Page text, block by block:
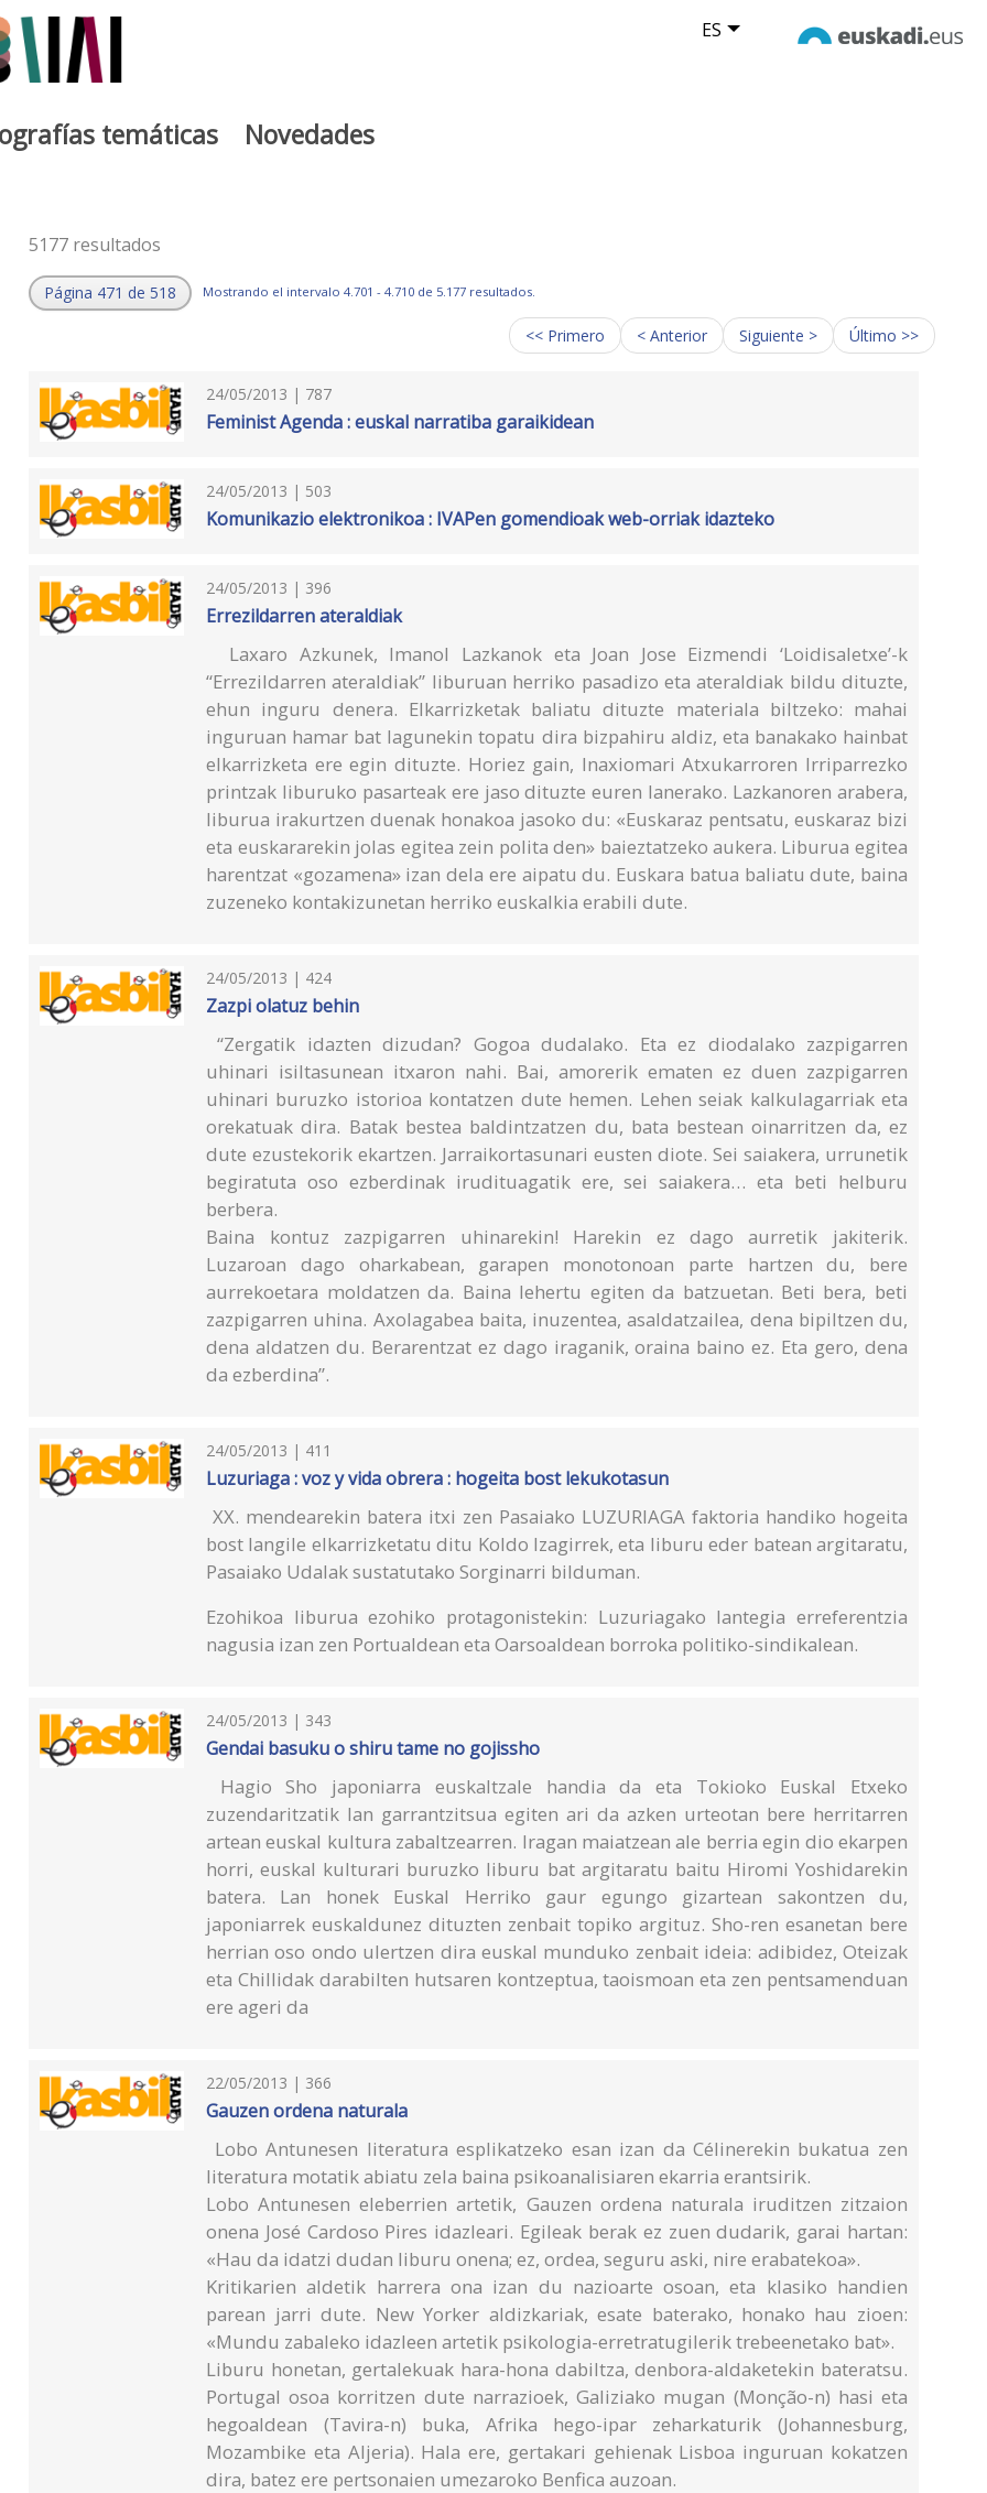
ES
temáticas Novedades
5177 resultados
Página 471 de 518 Mostrando el intervalo 4.701 - 4.710 de 5.177 resultados.
<< Primero < Anterior Siguiente > Último >>
24/05/2013 | 787
Feminist Agenda : euskal narratiba garaikidean
24/05/2013 | 503
Komunikazio elektronikoa : IVAPen gomendioak web-orriak idazteko
24/05/2013 | 396
Errezildarren ateraldiak
Laxaro Azkunek, Imanol Lazkanok eta Joan Jose Eizmendi ‘Loidisaletxe’-k
“Errezildarren ateraldiak” liburuan herriko pasadizo eta ateraldiak bildu dituzte,
ehun inguru denera. Elkarrizketak baliatu dituzte materiala biltzeko: mahai
inguruan hamar bat lagunekin topatu dira bizpahiru aldiz, eta banakako hainbat
elkarrizketa ere egin dituzte. Horiez gain, Inaxiomari Atxukarroren Irriparrezko
printzak liburuko pasarteak ere jaso dituzte euren lanerako. Lazkanoren arabera,
liburua irakurtzen duenak honakoa jasoko du: «Euskaraz pentsatu, euskaraz bizi
eta euskararekin jolas egitea zein polita den» baieztatzeko aukera. Liburua egitea
harentzat «gozamena» izan dela ere aipatu du. Euskara batua baliatu dute, baina
zuzeneko kontakizunetan herriko euskalkia erabili dute.
24/05/2013 | 424
Zazpi olatuz behin
“Zergatik idazten dizudan? Gogoa dudalako. Eta ez diodalako zazpigarren
uhinari isiltasunean itxaron nahi. Bai, amorerik ematen ez duen zazpigarren
uhinari buruzko istorioa kontatzen dute hemen. Lehen seiak kalkulagarriak eta
orekatuak dira. Batak bestea baldintzatzen du, bata bestean oinarritzen da, ez
dute ezustekorik ekartzen. Jarraikortasunari eusten diote. Sei saiakera, urrunetik
begiratuta oso ezberdinak irudituagatik ere, sei saiakera… eta beti helburu
berbera.
Baina kontuz zazpigarren uhinarekin! Harekin ez dago aurretik jakiterik.
Luzaroan dago oharkabean, garapen monotonoan parte hartzen du, bere
aurrekoetara moldatzen da. Baina lehertu egiten da batzuetan. Beti bera, beti
zazpigarren uhina. Axolagabea baita, inuzentea, asaldatzailea, dena bipiltzen du,
dena aldatzen du. Berarentzat ez dago iraganik, oraina baino ez. Eta gero, dena
da ezberdina”.
24/05/2013 | 411
Luzuriaga : voz y vida obrera : hogeita bost lekukotasun
XX. mendearekin batera itxi zen Pasaiako LUZURIAGA faktoria handiko hogeita
bost langile elkarrizketatu ditu Koldo Izagirrek, eta liburu eder batean argitaratu,
Pasaiako Udalak sustatutako Sorginarri bilduman.
Ezohikoa liburua ezohiko protagonistekin: Luzuriagako lantegia erreferentzia
nagusia izan zen Portualdean eta Oarsoaldean borroka politiko-sindikalean.
24/05/2013 | 343
Gendai basuku o shiru tame no gojissho
Hagio Sho japoniarra euskaltzale handia da eta Tokioko Euskal Etxeko
zuzendaritzatik lan garrantzitsua egiten ari da azken urteotan bere herritarren
artean euskal kultura zabaltzearren. Iragan maiatzean ale berria egin dio ekarpen
horri, euskal kulturari buruzko liburu bat argitaratu baitu Hiromi Yoshidarekin
batera. Lan honek Euskal Herriko gaur egungo gizartean sakontzen du,
japoniarrek euskaldunez dituzten zenbait topiko argituz. Sho-ren esanetan bere
herrian oso ondo ulertzen dira euskal munduko zenbait ideia: adibidez, Oteizak
eta Chillidak darabilten hutsaren kontzeptua, taoismoan eta zen pentsamenduan
ere ageri da
22/05/2013 | 366
Gauzen ordena naturala
Lobo Antunesen literatura esplikatzeko esan izan da Célinerekin bukatua zen
literatura motatik abiatu zela baina psikoanalisiaren ekarria erantsirik.
Lobo Antunesen eleberrien artetik, Gauzen ordena naturala iruditzen zitzaion
onena José Cardoso Pires idazleari. Egileak berak ez zuen dudarik, garai hartan:
«Hau da idatzi dudan liburu onena; ez, ordea, seguru aski, nire erabatekoa».
Kritikarien aldetik harrera ona izan du nazioarte osoan, eta klasiko handien
parean jarri dute. New Yorker aldizkariak, esate baterako, honako hau zioen:
«Mundu zabaleko idazleen artetik psikologia-erretratugilerik trebeenetako bat».
Liburu honetan, gertalekuak hara-hona dabiltza, denbora-aldaketekin bateratsu.
Portugal osoa korritzen dute narrazioek, Galiziako mugan (Monção-n) hasi eta
hegoaldean (Tavira-n) buka, Afrika hego-ipar zeharkaturik (Johannesburg,
Mozambike eta Aljeria). Hala ere, gertakari gehienak Lisboa inguruan kokatzen
dira, batez ere pertsonaien umezaroko Benfica auzoan.